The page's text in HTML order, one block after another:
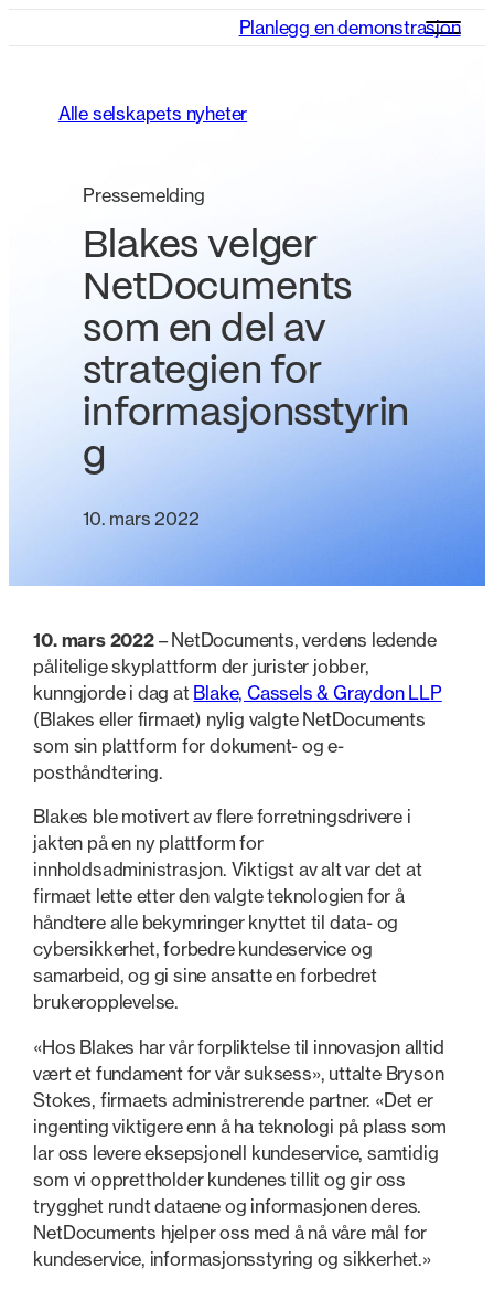
Planlegg en demonstrasjon
Alle selskapets nyheter
Pressemelding
Blakes velger
NetDocuments
som en del av
strategien for
informasjonsstyrin
g
10. mars 2022
10. mars 2022– NetDocuments, verdens ledende
pålitelige skyplattform der jurister jobber,
kunngjorde i dag at Blake, Cassels & Graydon LLP
(Blakes eller firmaet) nylig valgte NetDocuments
som sin plattform for dokument- og e-
posthåndtering.
Blakes ble motivert av flere forretningsdrivere i
jakten på en ny plattform for
innholdsadministrasjon. Viktigst av alt var det at
firmaet lette etter den valgte teknologien for å
håndtere alle bekymringer knyttet til data- og
cybersikkerhet, forbedre kundeservice og
samarbeid, og gi sine ansatte en forbedret
brukeropplevelse.
«Hos Blakes har vår forpliktelse til innovasjon alltid
vært et fundament for vår suksess», uttalte Bryson
Stokes, firmaets administrerende partner. «Det er
ingenting viktigere enn å ha teknologi på plass som
lar oss levere eksepsjonell kundeservice, samtidig
som vi opprettholder kundenes tillit og gir oss
trygghet rundt dataene og informasjonen deres.
NetDocuments hjelper oss med å nå våre mål for
kundeservice, informasjonsstyring og sikkerhet.»